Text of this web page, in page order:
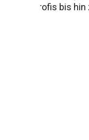
für Profis bis